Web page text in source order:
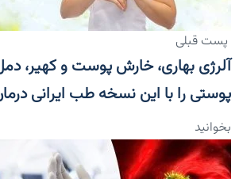
پست قبلی
آلرژی بهاری، خارش پوست و کهیر،
پوستی را با این نسخه طب ایرانی
بخوانید